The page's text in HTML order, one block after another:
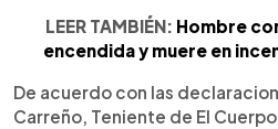
LEER TAMBIÉN: Hombre
encendida y muere en
De acuerdo con las
Carreño, Teniente de El